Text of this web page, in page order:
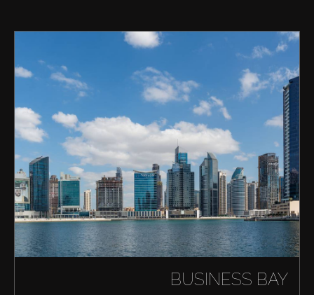
BUSINESS BAY